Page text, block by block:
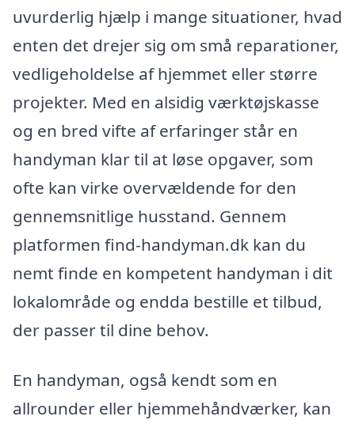
uvurderlig hjælp i mange situationer, hvad
enten det drejer sig om små reparationer,
vedligeholdelse af hjemmet eller større
projekter. Med en alsidig værktøjskasse
og en bred vifte af erfaringer står en
handyman klar til at løse opgaver, som
ofte kan virke overvældende for den
gennemsnitlige husstand. Gennem
platformen find-handyman.dk kan du
nemt finde en kompetent handyman i dit
lokalområde og endda bestille et tilbud,
der passer til dine behov.
En handyman, også kendt som en
allrounder eller hjemmehåndværker, kan